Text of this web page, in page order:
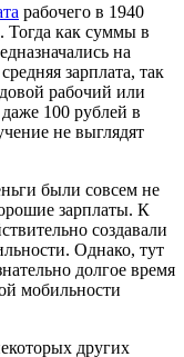
рабочего в 1940
Тогда как суммы в
на
зарплата, так
рабочий или
100 рублей в
не выглядят
были совсем не
зарплаты. К
создавали
Однако, тут
долгое время
мобильности
других